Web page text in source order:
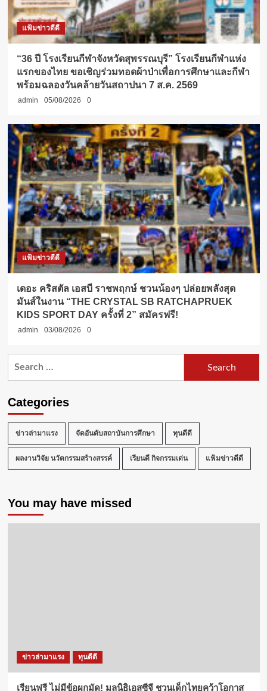
แฟ้มข่าวดีดี
“36 ปี โรงเรียนกีฬาจังหวัดสุพรรณบุรี” โรงเรียนกีฬาแห่ง
แรกของไทย ขอเชิญร่วมทอดผ้าป่าเพื่อการศึกษาและกีฬา
พร้อมฉลองวันคล้ายวันสถาปนา 7 ส.ค. 2569
admin 05/08/2026 0
แฟ้มข่าวดีดี
เดอะ คริสตัล เอสบี ราชพฤกษ์ ชวนน้องๆ ปล่อยพลังสุด
มันส์ในงาน “THE CRYSTAL SB RATCHAPRUEK
KIDS SPORT DAY ครั้งที่ 2” สมัครฟรี!
admin 03/08/2026 0
Categories
ข่าวล่ามาแรง จัดอันดับสถาบันการศึกษา ทุนดีดี
ผลงานวิจัย นวัตกรรมสร้างสรรค์ เรียนดี กิจกรรมเด่น แฟ้มข่าวดีดี
You may have missed
ข่าวล่ามาแรง ทุนดีดี
เรียนฟรี ไม่มีข้อผูกมัด! มูลนิธิเอสซีจี ชวนเด็กไทยคว้าโอกาส